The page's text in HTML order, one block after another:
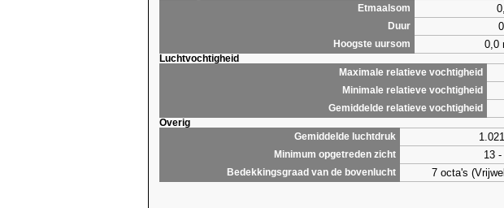
Etmaalsom
Duur
Hoogste uursom 0,0
Luchtvochtigheid
Maximale relatieve vochtigheid
Minimale relatieve vochtigheid
Gemiddelde relatieve vochtigheid
Overig
Gemiddelde luchtdruk
Minimum opgetreden zicht 13
Bedekkingsgraad van de bovenlucht 7 octa's